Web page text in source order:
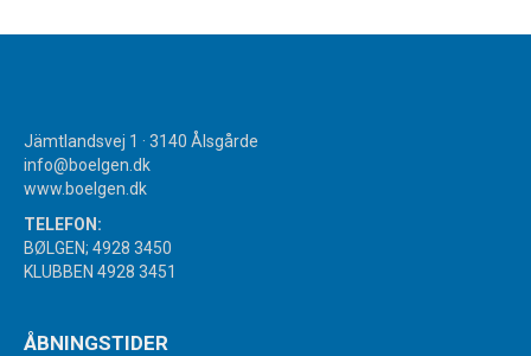
Jämtlandsvej 1 · 3140 Ålsgårde
info@boelgen.dk
www.boelgen.dk
TELEFON:
BØLGEN; 4928 3450
KLUBBEN 4928 3451
ÅBNINGSTIDER